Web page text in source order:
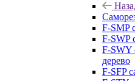
F-SMP
F-SWP
F-SWY
дерево
F-SFP